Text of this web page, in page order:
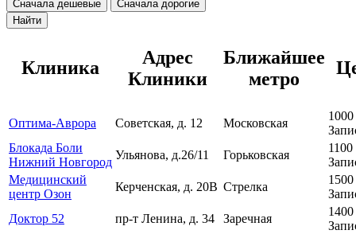
Сначала дешевые
Сначала дорогие
Найти
Клиника
Адрес
Клиники
Ближайшее
метро
Оптима-Аврора Советская, д. 12 Московская
1000
Блокада Боли
Нижний Новгород
Ульянова, д.26/11 Горьковская
1100
Медицинский
центр Озон
Керченская, д. 20В Стрелка
1500
Доктор 52
пр-т Ленина, д. 34 Заречная
1400